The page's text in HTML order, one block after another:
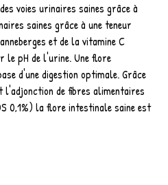
voies urinaires saines grâce à
saines grâce à une teneur
et de la vitamine C
le pH de l'urine. Une flore
d'une digestion optimale. Grâce
l'adjonction de fibres alimentaires
0,1%) la flore intestinale saine est